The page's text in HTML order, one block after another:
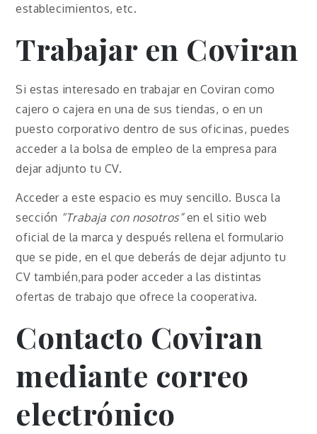
establecimientos, etc.
Trabajar en Coviran
Si estas interesado en trabajar en Coviran como
cajero o cajera en una de sus tiendas, o en un
puesto corporativo dentro de sus oficinas, puedes
acceder a la bolsa de empleo de la empresa para
dejar adjunto tu CV.
Acceder a este espacio es muy sencillo. Busca la
sección “Trabaja con nosotros”en el sitio web
oficial de la marca y después rellena el formulario
que se pide, en el que deberás de dejar adjunto tu
CV también,para poder acceder a las distintas
ofertas de trabajo que ofrece la cooperativa.
Contacto Coviran
mediante correo
electrónico